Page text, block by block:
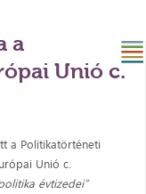
a
Unió c.
a Politikatörténeti
Unió c.
évtizedei”